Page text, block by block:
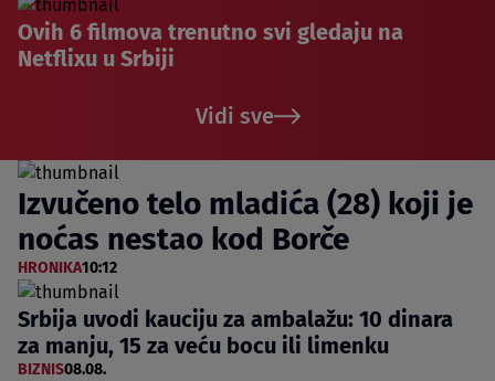
Ovih 6 filmova trenutno svi gledaju na
Netflixu u Srbiji
Vidi sve
Izvučeno telo mladića (28) koji je
noćas nestao kod Borče
HRONIKA10:12
Srbija uvodi kauciju za ambalažu: 10 dinara
za manju, 15 za veću bocu ili limenku
BIZNIS08.08.